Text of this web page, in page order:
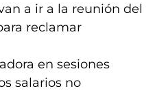
a ir a la reunión del
reclamar
en sesiones
salarios no